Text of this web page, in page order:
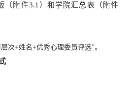
（附件3.1）和学院汇总表（附件
次+姓名+优秀心理委员评选”。